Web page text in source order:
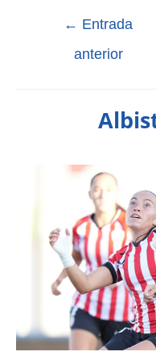
← Entrada
anterior